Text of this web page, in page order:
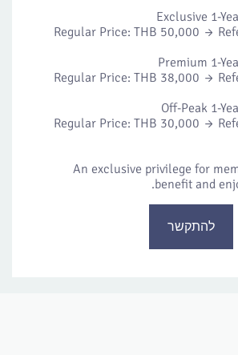
Regular Price: THB 50,000 →
Regular Price: THB 38,000 →
Regular Price: THB 30,000 →
An exclusive privilege for
benefit and
להתקשר